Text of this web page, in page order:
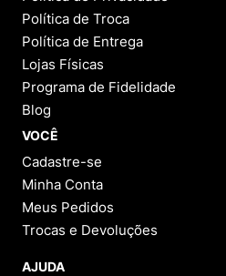
Política de Troca
Política de Entrega
Lojas Físicas
Programa de Fidelidade
Blog
VOCÊ
Cadastre-se
Minha Conta
Meus Pedidos
Trocas e Devoluções
AJUDA
7º
MELISSA SLIDE
8
VANS TÊNIS VANS ULTRARANGE
9º
VEJA COUNTRY
10º